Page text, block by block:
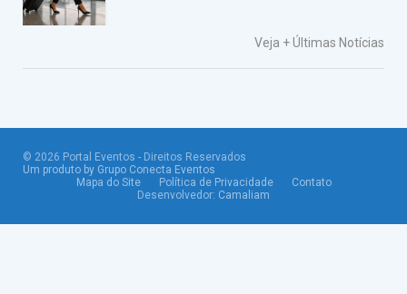
Veja +Últimas Notícias
© 2026 Portal Eventos - Direitos Reservados
Um produto by Grupo Conecta Eventos
Mapa do Site
Política de Privacidade
Contato
Desenvolvedor: Camaliam